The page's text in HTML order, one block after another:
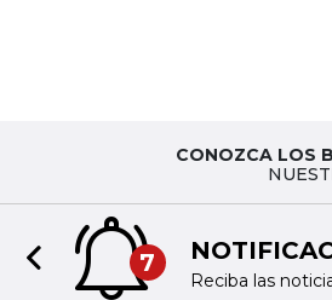
CONOZCA LOS
7
Reciba las
Previous slide